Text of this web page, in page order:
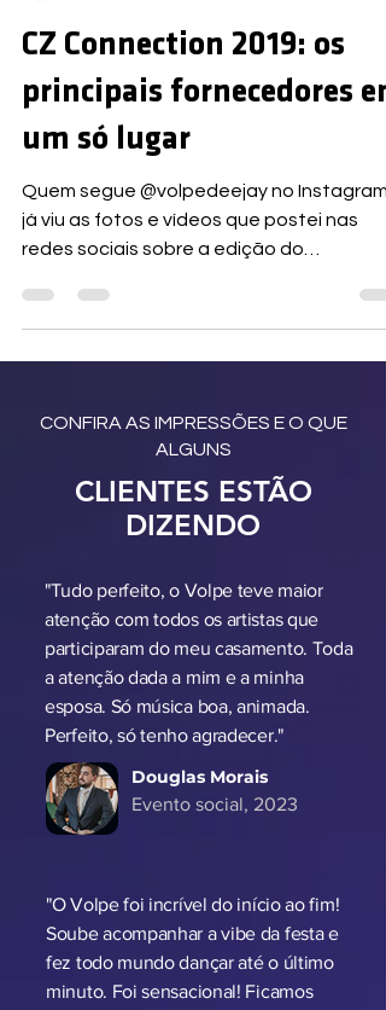
Rafael Volpe
28 de mai. de 2019
1 min de leitura
CZ Connection 2019: os
principais fornecedores
um só lugar
Quem segue @volpedeejay no Instagram,
já viu as fotos e vídeos que postei nas
redes sociais sobre a edição do
CONFIRA AS IMPRESSÕES E O QUE
CLIENTES ESTÃO
DIZENDO
"Tudo perfeito, o Volpe teve maior
atenção com todos os artistas que
a atenção dada a mim e a minha
esposa. Só música boa, animada.
Evento social, 2023